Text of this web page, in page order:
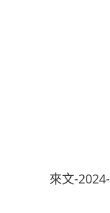
來文-